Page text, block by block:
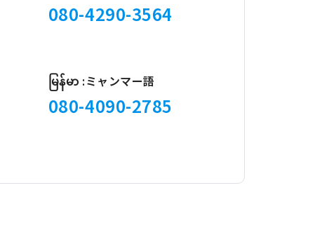
080-4290-3564
မြန်မာ :ミャンマー語
080-4090-2785